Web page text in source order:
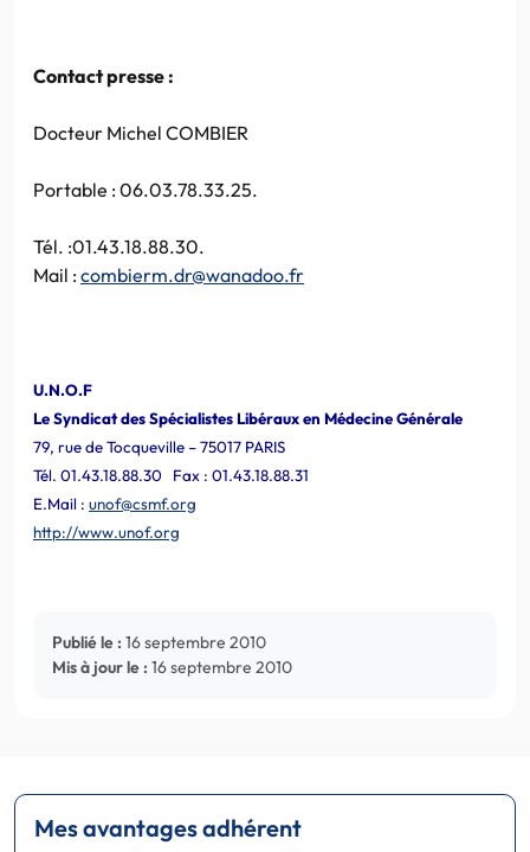
Contact presse :
Docteur Michel COMBIER
Portable : 06.03.78.33.25.
Tél. :01.43.18.88.30.
Mail :combierm.dr@wanadoo.fr
U.N.O.F
Le Syndicat des Spécialistes Libéraux en Médecine Générale
79, rue de Tocqueville – 75017 PARIS
Tél. 01.43.18.88.30 Fax : 01.43.18.88.31
E.Mail : unof@csmf.org
http://www.unof.org
Publié le : 16 septembre 2010
Mis à jour le : 16 septembre 2010
Mes avantages adhérent